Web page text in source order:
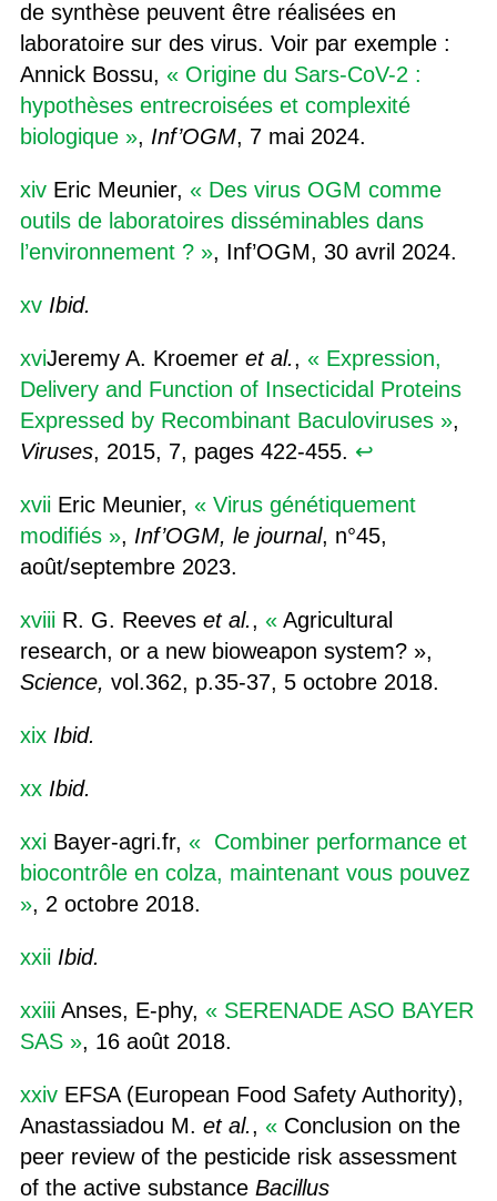
de synthèse peuvent être réalisées en
laboratoire sur des virus. Voir par exemple :
Annick Bossu, « Origine du Sars-CoV-2 :
hypothèses entrecroisées et complexité
biologique », Inf’OGM, 7 mai 2024.
xivEric Meunier, « Des virus OGM comme
outils de laboratoires disséminables dans
l’environnement ? », Inf’OGM, 30 avril 2024.
xvIbid.
xviJeremy A. Kroemer et al., « Expression,
Delivery and Function of Insecticidal Proteins
Expressed by Recombinant Baculoviruses »,
Viruses, 2015, 7, pages 422-455. ↩
xviiEric Meunier, « Virus génétiquement
modifiés », Inf’OGM, le journal, n°45,
août/septembre 2023.
xviii R. G. Reeves et al., « Agricultural
research, or a new bioweapon system? »,
Science, vol.362, p.35-37, 5 octobre 2018.
xix Ibid.
xx Ibid.
xxiBayer-agri.fr, « Combiner performance et
biocontrôle en colza, maintenant vous pouvez
», 2 octobre 2018.
xxii Ibid.
xxiiiAnses, E-phy, « SERENADE ASO BAYER
SAS », 16 août 2018.
xxiv EFSA (European Food Safety Authority),
Anastassiadou M. et al., « Conclusion on the
peer review of the pesticide risk assessment
of the active substance Bacillus